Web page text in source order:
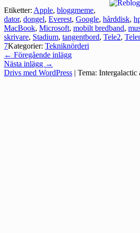
Etiketter: Apple, bloggmeme,
dator, dongel, Everest, Google, hårddisk,
MacBook, Microsoft, mobilt bredband,
skrivare, Stadium, tangentbord, Tele2,
7Kategorier: Tekniknörderi
Inläggsnavigering
← Föregående inlägg
Nästa inlägg →
Drivs med WordPress | Tema: Intergalactic